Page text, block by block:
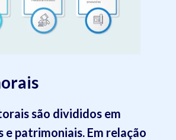
são divididos em
patrimoniais. Em relação